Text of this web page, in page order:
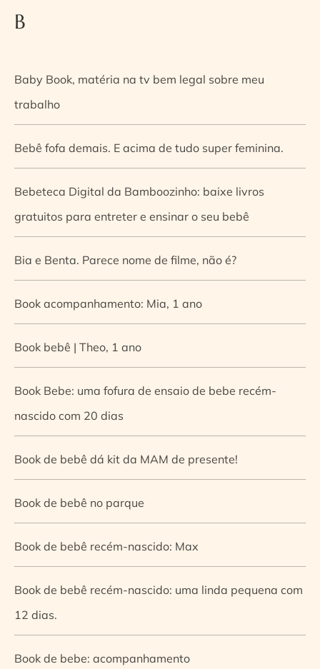
B
Baby Book, matéria na tv bem legal sobre meu
trabalho
Bebê fofa demais. E acima de tudo super feminina.
Bebeteca Digital da Bamboozinho: baixe livros
gratuitos para entreter e ensinar o seu bebê
Bia e Benta. Parece nome de filme, não é?
Book acompanhamento: Mia, 1 ano
Book bebê | Theo, 1 ano
Book Bebe: uma fofura de ensaio de bebe recém-
nascido com 20 dias
Book de bebê dá kit da MAM de presente!
Book de bebê no parque
Book de bebê recém-nascido: Max
Book de bebê recém-nascido: uma linda pequena com
12 dias.
Book de bebe: acompanhamento